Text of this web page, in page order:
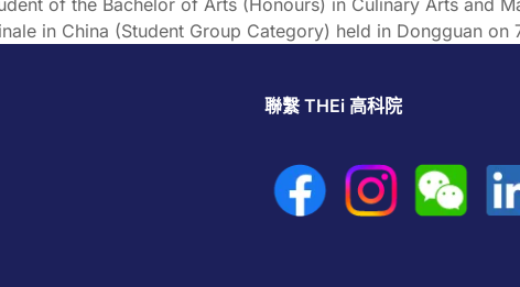
of the Bachelor of Arts (Honours) in Culinary Arts and
in China (Student Group Category) held in Dongguan on
聯繫 THEi 高科院